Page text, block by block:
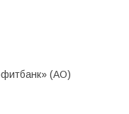
(АО)